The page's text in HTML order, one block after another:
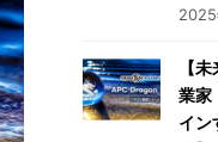
2025
【
業家
イン